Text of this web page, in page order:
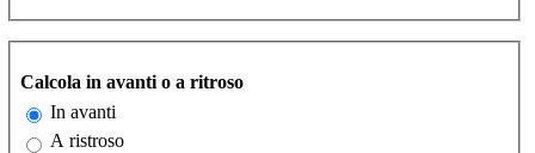
Calcola in avanti o a ritroso
In avanti
A ristroso